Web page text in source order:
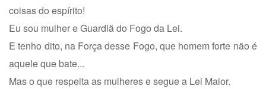
coisas do espírito!
Eu sou mulher e Guardiã do Fogo da Lei.
E tenho dito, na Força desse Fogo, que homem forte não é
aquele que bate...
Mas o que respeita as mulheres e segue a Lei Maior.